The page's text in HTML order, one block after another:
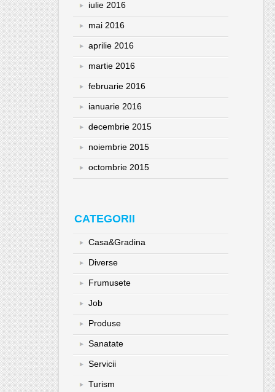
iulie 2016
mai 2016
aprilie 2016
martie 2016
februarie 2016
ianuarie 2016
decembrie 2015
noiembrie 2015
octombrie 2015
CATEGORII
Casa&Gradina
Diverse
Frumusete
Job
Produse
Sanatate
Servicii
Turism